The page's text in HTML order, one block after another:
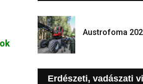
Austrofoma
Erdészeti, vadászati